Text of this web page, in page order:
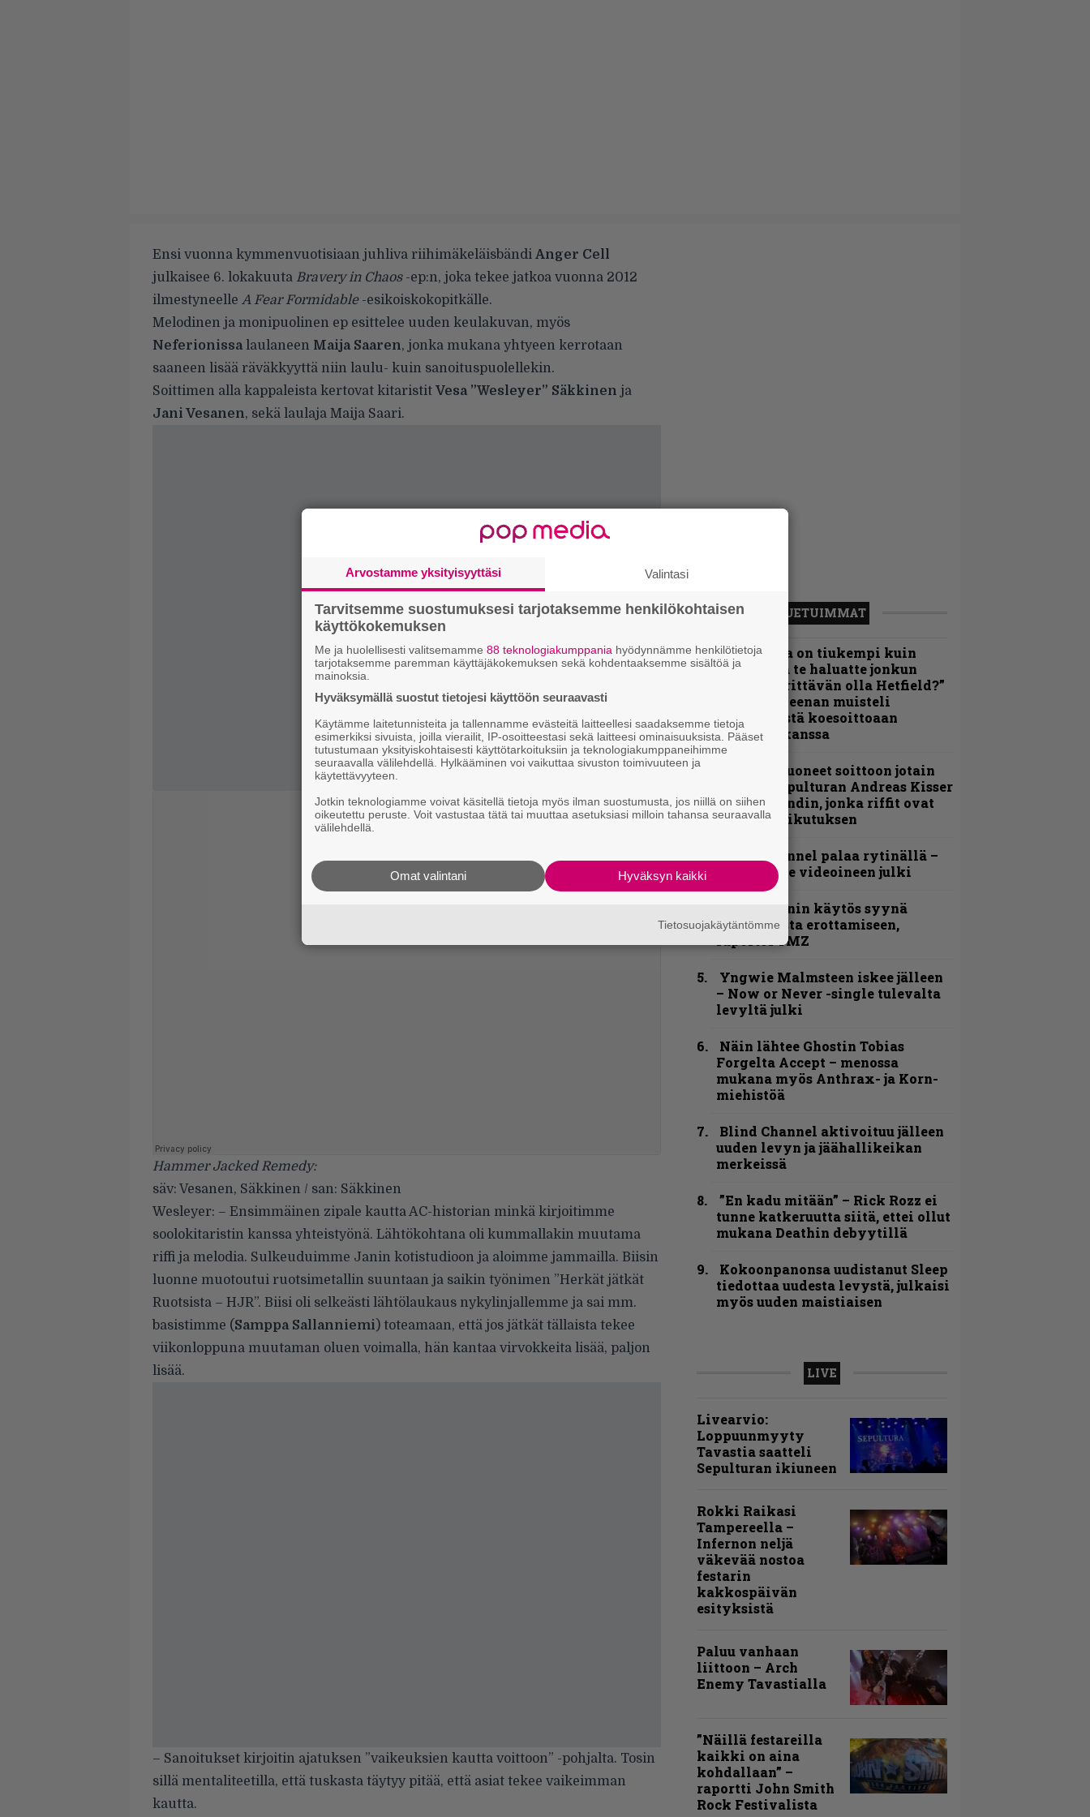
Ensi vuonna kymmenvuotisiaan juhliva riihimäkeläisbändi Anger Cell
julkaisee 6. lokakuuta Bravery in Chaos-ep:n, joka tekee jatkoa vuonna 2012
ilmestyneelle A Fear Formidable-esikoiskokopitkälle.
Melodinen ja monipuolinen ep esittelee uuden keulakuvan, myös
Neferionissalaulaneen Maija Saaren, jonka mukana yhtyeen kerrotaan
saaneen lisää räväkkyyttä niin laulu- kuin sanoituspuolellekin.
Soittimen alla kappaleista kertovat kitaristit Vesa ”Wesleyer” Säkkinen ja
Jani Vesanen, sekä laulaja Maija Saari.
Hammer Jacked Remedy:
säv: Vesanen, Säkkinen / san: Säkkinen
Wesleyer: – Ensimmäinen zipale kautta AC-historian minkä kirjoitimme
soolokitaristin kanssa yhteistyönä. Lähtökohtana oli kummallakin muutama
riffi ja melodia. Sulkeuduimme Janin kotistudioon ja aloimme jammailla. Biisin
luonne muotoutui ruotsimetallin suuntaan ja saikin työnimen ”Herkät jätkät
Ruotsista – HJR”. Biisi oli selkeästi lähtölaukaus nykylinjallemme ja sai mm.
basistimme (Samppa Sallanniemi) toteamaan, että jos jätkät tällaista tekee
viikonloppuna muutaman oluen voimalla, hän kantaa virvokkeita lisää, paljon
lisää.
– Sanoitukset kirjoitin ajatuksen ”vaikeuksien kautta voittoon” -pohjalta. Tosin
sillä mentaliteetilla, että tuskasta täytyy pitää, että asiat tekee vaikeimman
kautta.
LUETUIMMAT
”Metallica on tiukempi kuin
koskaan ja te haluatte jonkun
nulikan yrittävän olla Hetfield?”
– Pepper Keenan muisteli
ensimmäistä koesoittoaan
hevijätin kanssa
”He ovat tuoneet soittoon jotain
uutta” – Sepulturan Andreas Kisser
nimeää bändin, jonka riffit ovat
tehneet vaikutuksen
Blind Channel palaa rytinällä –
tuplasingle videoineen julki
Sid Wilsonin käytös syynä
Slipknotista erottamiseen,
raportoi TMZ
Yngwie Malmsteen iskee jälleen
– Now or Never -single tulevalta
levyltä julki
Näin lähtee Ghostin Tobias
Forgelta Accept – menossa
mukana myös Anthrax- ja Korn-
miehistöä
Blind Channel aktivoituu jälleen
uuden levyn ja jäähallikeikan
merkeissä
”En kadu mitään” – Rick Rozz ei
tunne katkeruutta siitä, ettei ollut
mukana Deathin debyytillä
Kokoonpanonsa uudistanut Sleep
tiedottaa uudesta levystä, julkaisi
myös uuden maistiaisen
LIVE
Livearvio:
Loppuunmyyty
Tavastia saatteli
Sepulturan ikiuneen
Rokki Raikasi
Tampereella –
Infernon neljä
väkevää nostoa
festarin
kakkospäivän
esityksistä
Paluu vanhaan
liittoon – Arch
Enemy Tavastialla
”Näillä festareilla
kaikki on aina
kohdallaan” –
raportti John Smith
Rock Festivalista
Arvostamme yksityisyyttäsi Valintasi
Tarvitsemme suostumuksesi tarjotaksemme henkilökohtaisen
käyttökokemuksen
Me ja huolellisesti valitsemamme 88 teknologiakumppania hyödynnämme henkilötietoja
tarjotaksemme paremman käyttäjäkokemuksen sekä kohdentaaksemme sisältöä ja
mainoksia.
Hyväksymällä suostut tietojesi käyttöön seuraavasti
Käytämme laitetunnisteita ja tallennamme evästeitä laitteellesi saadaksemme tietoja
esimerkiksi sivuista, joilla vierailit, IP-osoitteestasi sekä laitteesi ominaisuuksista. Pääset
tutustumaan yksityiskohtaisesti käyttötarkoituksiin ja teknologiakumppaneihimme
seuraavalla välilehdellä. Hylkääminen voi vaikuttaa sivuston toimivuuteen ja
käytettävyyteen.
Jotkin teknologiamme voivat käsitellä tietoja myös ilman suostumusta, jos niillä on siihen
oikeutettu peruste. Voit vastustaa tätä tai muuttaa asetuksiasi milloin tahansa seuraavalla
välilehdellä.
Hyväksyn kaikki
Omat valintani
Tietosuojakäytäntömme